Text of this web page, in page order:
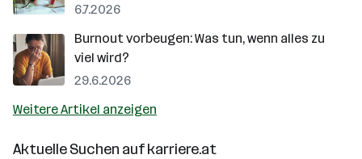
6.7.2026
Burnout vorbeugen: Was tun, wenn alles zu
viel wird?
29.6.2026
Weitere Artikel anzeigen
Aktuelle Suchen aufkarriere.at